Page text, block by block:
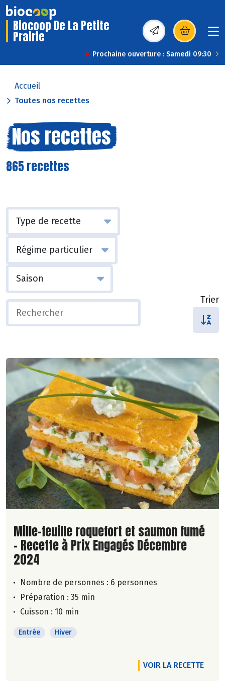
Biocoop De La Petite
Prairie (s’ouvre dans une
Prochaine ouverture : Samedi 09:30
Accueil
Toutes nos recettes
Nos recettes
865 recettes
Trier
Lire la suite de la recette
Mille-feuille roquefort et saumon fumé
- Recette à Prix Engagés Décembre
2024
Nombre de personnes : 6 personnes
Préparation : 35 min
Cuisson : 10 min
Entrée Hiver
VOIR LA RECETTE